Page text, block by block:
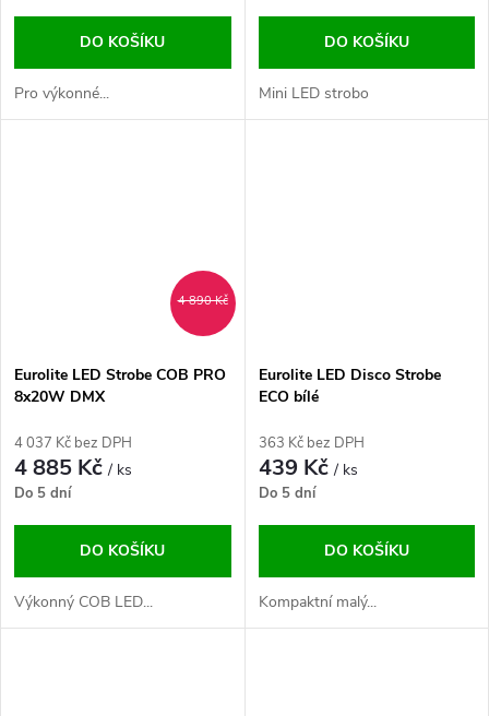
DO KOŠÍKU
Pro výkonné...
DO KOŠÍKU
Mini LED strobo
4 890 Kč
Eurolite LED Strobe COB PRO
8x20W DMX
4 037 Kč bez DPH
4 885 Kč/ ks
Do 5 dní
DO KOŠÍKU
Výkonný COB LED...
Eurolite LED Disco Strobe
ECO bílé
363 Kč bez DPH
439 Kč/ ks
Do 5 dní
DO KOŠÍKU
Kompaktní malý...